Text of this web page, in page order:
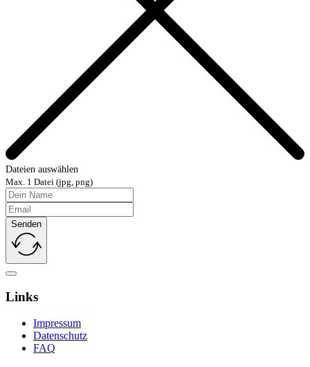
Dateien auswählen
Max. 1 Datei (jpg, png)
Senden
Links
Impressum
Datenschutz
FAQ